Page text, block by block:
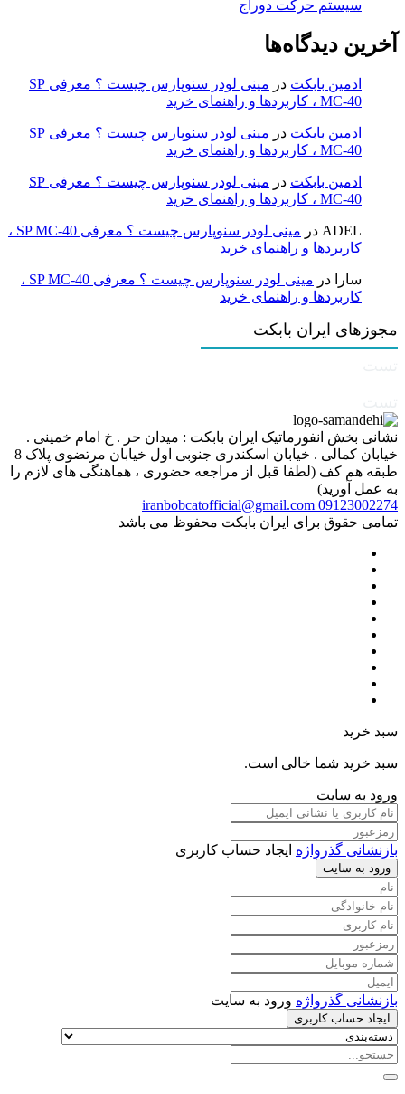
سیستم حرکت دوراج
آخرین دیدگاه‌ها
ادمین بابکت در
مینی لودر سنوپارس چیست ؟ معرفی SP
MC-40 ، کاربردها و راهنمای خرید
ادمین بابکت در
مینی لودر سنوپارس چیست ؟ معرفی SP
MC-40 ، کاربردها و راهنمای خرید
ادمین بابکت در
مینی لودر سنوپارس چیست ؟ معرفی SP
MC-40 ، کاربردها و راهنمای خرید
ADEL در
مینی لودر سنوپارس چیست ؟ معرفی SP MC-40 ،
کاربردها و راهنمای خرید
سارا در
مینی لودر سنوپارس چیست ؟ معرفی SP MC-40 ،
کاربردها و راهنمای خرید
مجوزهای ایران بابکت
نشانی بخش انفورماتیک ایران بابکت : میدان حر . خ امام خمینی .
خیابان کمالی . خیابان اسکندری جنوبی اول خیابان مرتضوی پلاک 8
طبقه هم کف (لطفا قبل از مراجعه حضوری ، هماهنگی های لازم را
به عمل آورید)
09123002274
iranbobcatofficial@gmail.com
تمامی حقوق برای ایران بابکت محفوظ می باشد
سبد خرید
سبد خرید شما خالی است.
ورود به سایت
بازنشانی گذرواژه ایجاد حساب کاربری
ورود به سایت
بازنشانی گذرواژه ورود به سایت
ایجاد حساب کاربری